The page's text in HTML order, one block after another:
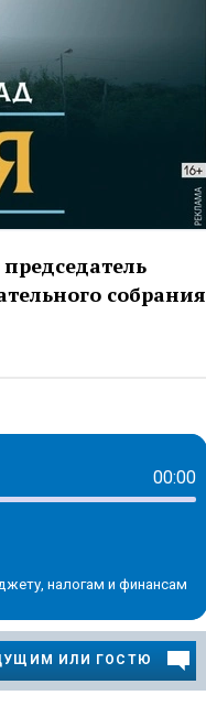
собрания
00:00
налогам и финансам
ИЛИ ГОСТЮ